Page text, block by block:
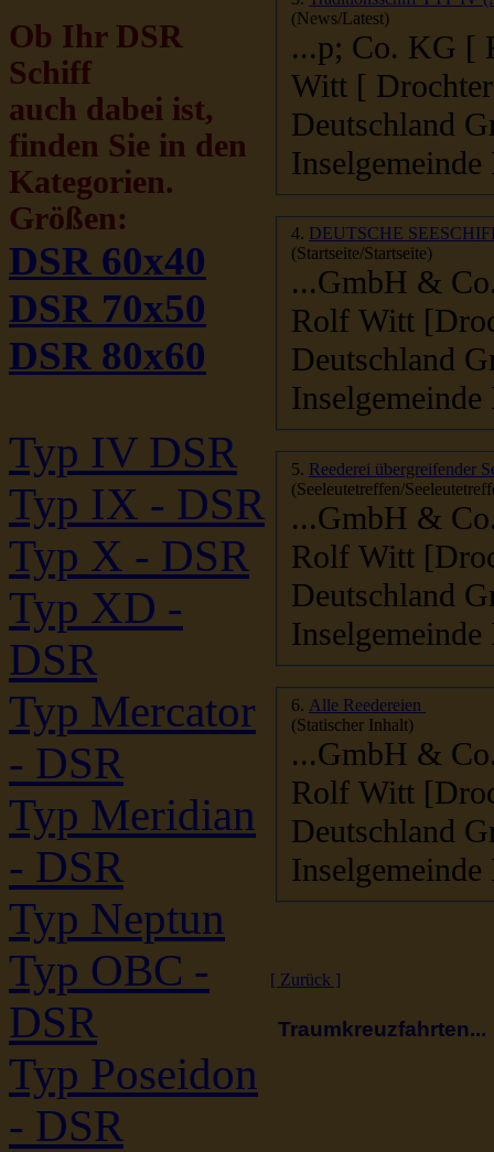
Ob Ihr DSR
Schiff
auch dabei ist,
finden Sie in den
Kategorien.
Größen:
DSR 60x40
DSR 70x50
DSR 80x60
Typ IV DSR
Typ IX - DSR
Typ X - DSR
Typ XD -
DSR
Typ Mercator
- DSR
Typ Meridian
- DSR
Typ Neptun
Typ OBC -
DSR
Typ Poseidon
- DSR
(News/Latest)
...p; Co. KG [
Witt [
Deutschland
Inselgemeinde
4. DEUTSCHE
(Startseite/Startseite)
...GmbH &
Rolf Witt
Deutschland
5. Reederei übergreifender
(Seeleutetreffen/
...GmbH &
Rolf Witt
Deutschland
6. Alle Reedereien
(Statischer Inhalt)
...GmbH &
Rolf Witt
Deutschland
[ Zurück ]
Traumkreuzfahrten...